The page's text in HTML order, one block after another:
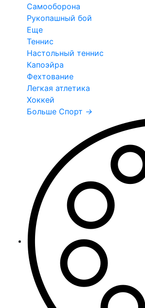
Самооборона
Рукопашный бой
Еще
Теннис
Настольный теннис
Капоэйра
Фехтование
Легкая атлетика
Хоккей
Больше Спорт →